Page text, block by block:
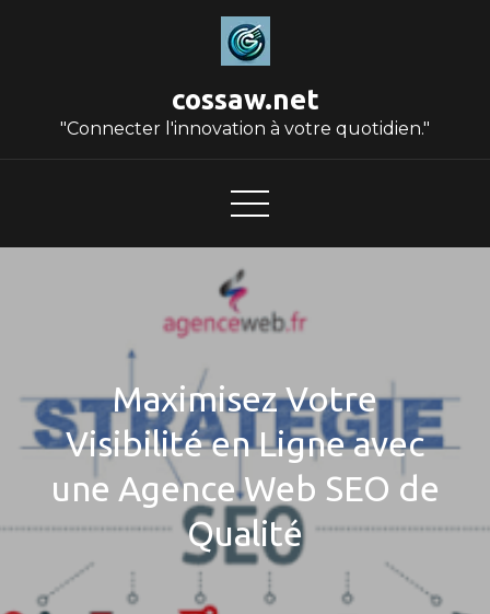
cossaw.net
"Connecter l'innovation à votre quotidien."
Maximisez Votre
Visibilité en Ligne avec
une Agence Web SEO de
Qualité